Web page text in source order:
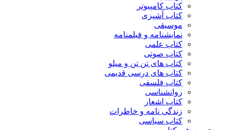
کتاب کامپیوتر
کتاب آشپزی
موسیقی
نمایشنامه و فیلمنامه
کتاب علمی
کتاب صوتی
کتاب های تن تن و میلو
کتاب های درسی قدیمی
کتاب فلسفی
روانشناسی
کتاب اشعار
زندگی نامه و خاطرات
کتاب سیاسی